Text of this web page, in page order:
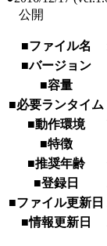
公開
■ファイル名
■バージョン
■容量
■必要ランタイム
■動作環境
■特徴
■推奨年齢
■登録日
■ファイル更新日
■情報更新日